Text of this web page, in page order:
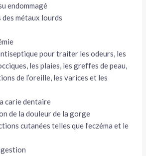
endommagé
métaux lourds
pour traiter les odeurs, les
les plaies, les greffes de peau,
de l’oreille, les varices et les
carie dentaire
de la douleur de la gorge
cutanées telles que l’eczéma et le